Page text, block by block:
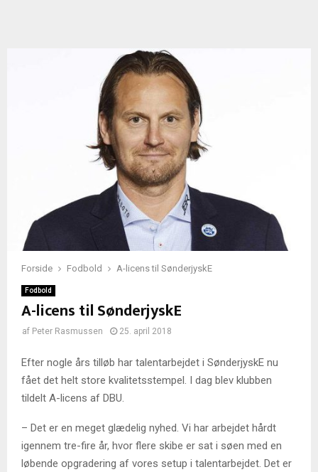
Forside Fodbold A-licens til SønderjyskE
Fodbold
A-licens til SønderjyskE
af Peter Rasmussen 25. april 2018
Efter nogle års tilløb har talentarbejdet i SønderjyskE nu
fået det helt store kvalitetsstempel. I dag blev klubben
tildelt A-licens af DBU.
– Det er en meget glædelig nyhed. Vi har arbejdet hårdt
igennem tre-fire år, hvor flere skibe er sat i søen med en
løbende opgradering af vores setup i talentarbejdet. Det er